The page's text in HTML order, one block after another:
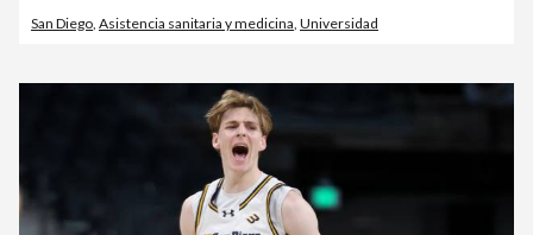
San Diego, Asistencia sanitaria y medicina, Universidad